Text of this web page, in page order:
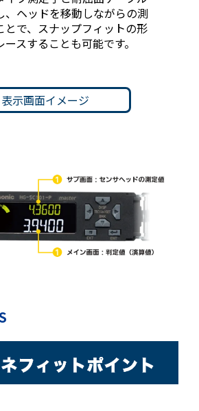
、ヘッドを移動しながらの測
とで、スナップフィットの形
スすることも可能です。
表示画面イメージ